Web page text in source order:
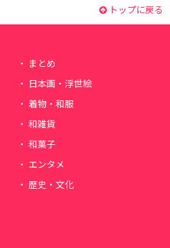
トップに戻る
まとめ
日本画・浮世絵
着物・和服
和雑貨
和菓子
エンタメ
歴史・文化